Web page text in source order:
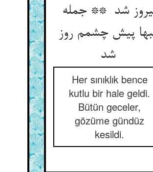
شد ** جمله
پیش چشمم روز
شد
Her sınıklık bence
kutlu bir hale geldi.
Bütün geceler,
gözüme gündüz
kesildi.